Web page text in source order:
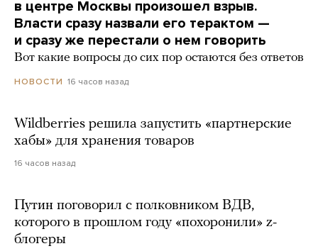
в центре Москвы произошел взрыв.
Власти сразу назвали его терактом —
и сразу же перестали о нем говорить
Вот какие вопросы до сих пор остаются без ответов
НОВОСТИ 16 часов назад
Wildberries решила запустить «партнерские
хабы» для хранения товаров
16 часов назад
Путин поговорил с полковником ВДВ,
которого в прошлом году «похоронили» z-
блогеры